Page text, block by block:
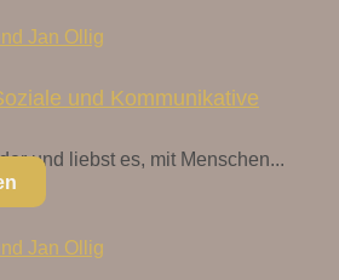
Jan Ollig
und Kommunikative
und liebst es, mit Menschen...
Jan Ollig